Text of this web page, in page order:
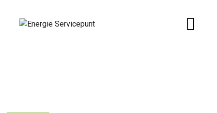
content